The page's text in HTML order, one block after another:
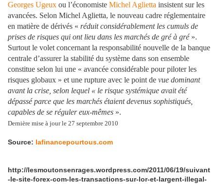
Georges Ugeux ou l’économiste Michel Aglietta insistent sur les
avancées. Selon Michel Aglietta, le nouveau cadre réglementaire
en matière de dérivés « réduit considérablement les cumuls de
prises de risques qui ont lieu dans les marchés de gré à gré ».
Surtout le volet concernant la responsabilité nouvelle de la banque
centrale d’assurer la stabilité du système dans son ensemble
constitue selon lui une « avancée considérable pour piloter les
risques globaux » et une rupture avec le point de vue dominant
avant la crise, selon lequel « le risque systémique avait été
dépassé parce que les marchés étaient devenus sophistiqués,
capables de se réguler eux-mêmes ».
Dernière mise à jour le 27 septembre 2010
Source: lafinancepourtous.com
http://lesmoutonsenrages.wordpress.com/2011/06/19/suivant
-le-site-forex-com-les-transactions-sur-lor-et-largent-illegal-